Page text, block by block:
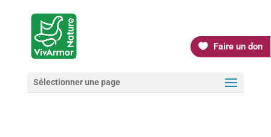
Faire un don
Sélectionner une page